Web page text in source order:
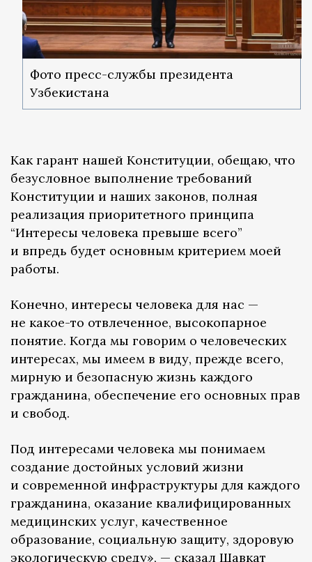
Фото пресс-службы президента
Узбекистана
Как гарант нашей Конституции, обещаю, что
безусловное выполнение требований
Конституции и наших законов, полная
реализация приоритетного принципа
“Интересы человека превыше всего”
и впредь будет основным критерием моей
работы.
Конечно, интересы человека для нас —
не какое-то отвлеченное, высокопарное
понятие. Когда мы говорим о человеческих
интересах, мы имеем в виду, прежде всего,
мирную и безопасную жизнь каждого
гражданина, обеспечение его основных прав
и свобод.
Под интересами человека мы понимаем
создание достойных условий жизни
и современной инфраструктуры для каждого
гражданина, оказание квалифицированных
медицинских услуг, качественное
образование, социальную защиту, здоровую
экологическую среду», — сказал Шавкат